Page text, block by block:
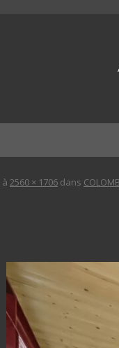
à 2560 × 1706 dans